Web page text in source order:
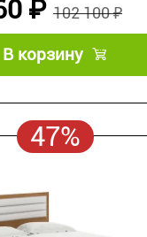
102 100 ₽
₽
В корзину
47%